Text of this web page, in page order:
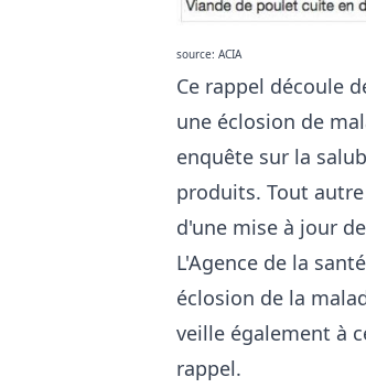
source: ACIA
Ce rappel découle
une éclosion de
enquête sur la
produits. Tout
d'une mise à jour
L'Agence de la
éclosion de la
veille également à
rappel.